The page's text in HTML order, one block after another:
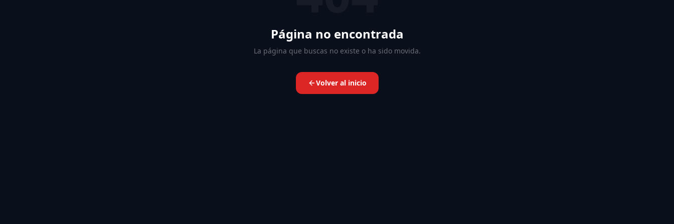
Página no encontrada
La página que buscas no existe o ha sido movida.
Volver al inicio